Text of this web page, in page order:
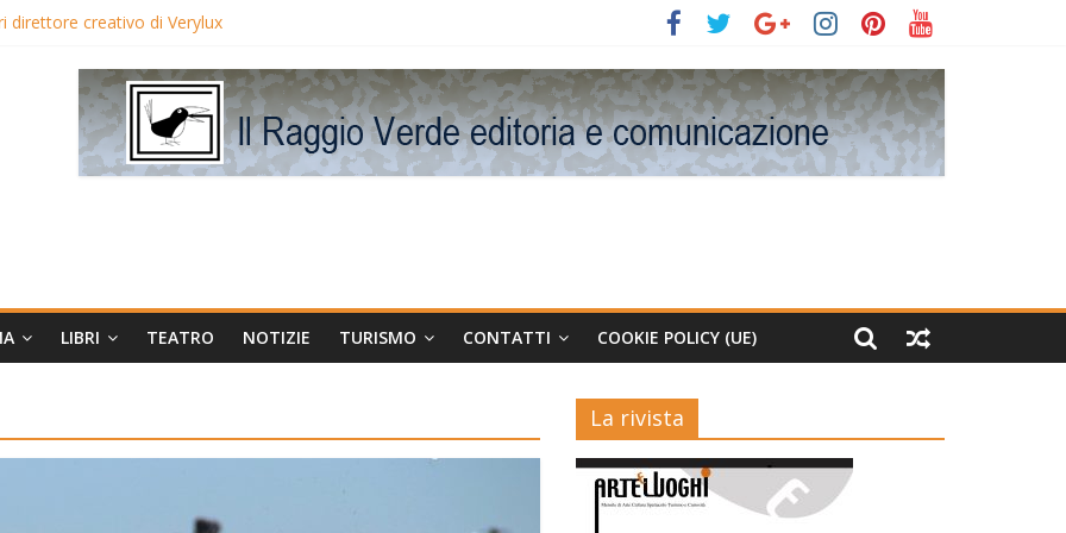
direttore creativo di Verylux
Edwards in proiezione per i LunedìLùmière
la regista Liliana Cavani e Tomas Milian
Avis
LIBRI TEATRO NOTIZIE TURISMO CONTATTI COOKIE POLICY (UE)
La rivista